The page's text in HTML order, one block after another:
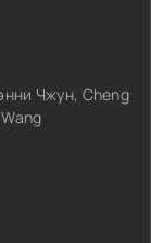
Чжун, Cheng